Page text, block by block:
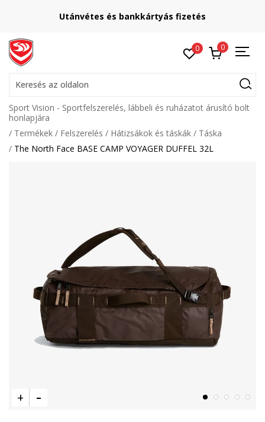
Utánvétes és bankkártyás fizetés
0 0
Keresés az oldalon
Sport Vision - Sportfelszerelés, lábbeli és ruházatot árusító bolt
honlapjára
Termékek
Felszerelés Hátizsákok és táskák
Táska
The North Face BASE CAMP VOYAGER DUFFEL 32L